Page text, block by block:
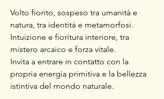
Volto fiorito, sospeso tra umanità e
natura, tra identità e metamorfosi.
Intuizione e fioritura interiore, tra
mistero arcaico e forza vitale.
Invita a entrare in contatto con la
propria energia primitiva e la bellezza
istintiva del mondo naturale.